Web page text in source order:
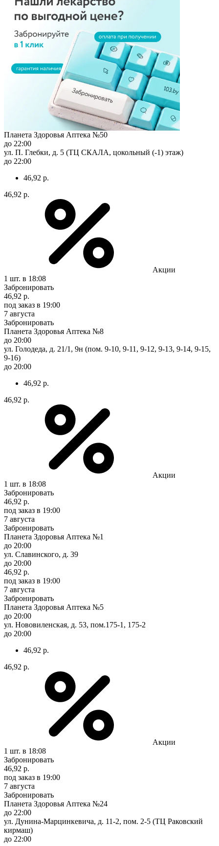
Планета Здоровья Аптека №50
до 22:00
ул. П. Глебки, д. 5 (ТЦ СКАЛА, цокольный (-1) этаж)
до 22:00
46,92 р.
46,92 р.
Акции
1 шт. в 18:08
Забронировать
46,92 р.
под заказ в 19:00
7 августа
Забронировать
Планета Здоровья Аптека №8
до 20:00
ул. Голодеда, д. 21/1, 9н (пом. 9-10, 9-11, 9-12, 9-13, 9-14, 9-15,
9-16)
до 20:00
46,92 р.
46,92 р.
Акции
1 шт. в 18:08
Забронировать
46,92 р.
под заказ в 19:00
7 августа
Забронировать
Планета Здоровья Аптека №1
до 20:00
ул. Славинского, д. 39
до 20:00
46,92 р.
под заказ в 19:00
7 августа
Забронировать
Планета Здоровья Аптека №5
до 20:00
ул. Нововиленская, д. 53, пом.175-1, 175-2
до 20:00
46,92 р.
46,92 р.
Акции
1 шт. в 18:08
Забронировать
46,92 р.
под заказ в 19:00
7 августа
Забронировать
Планета Здоровья Аптека №24
до 22:00
ул. Дунина-Марцинкевича, д. 11-2, пом. 2-5 (ТЦ Раковский
кирмаш)
до 22:00